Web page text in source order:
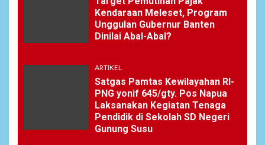
Kendaraan Meleset, Program
Unggulan Gubernur Banten
Dinilai Abal-Abal?
ARTIKEL
Satgas Pamtas Kewilayahan RI-
PNG yonif 645/gty. Pos Napua
Laksanakan Kegiatan Tenaga
Pendidik di Sekolah SD Negeri
Gunung Susu